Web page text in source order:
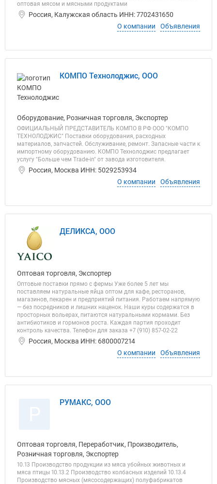
оптовая мясом и мясными продуктами
Россия, Калужская область ИНН: 7702431650
О компании
Объявления
КОМПО Технолоджис, ООО
Оборудование, Розничная торговля, Экспортер
ОФИЦИАЛЬНЫЙ ПРЕДСТАВИТЕЛЬ КОМПО В РФ ООО "КОМПО
ТЕХНОЛОДЖИС" Поставки оборудования, расходных
материалов, запчастей. Обслуживание, ремонт. Запасные части к
импортному оборудованию. КОМПО Технолоджис предлагает
услугу "Больше чем Trade-in" от завода изготовителя.
Россия, Москва ИНН: 5029253934
О компании
Объявления
ДЕЛИКСА, ООО
Оптовая торговля, Экспортер
Оптовые поставки прямо с фермы Уже более 5 лет мы
поставляем натуральные яйца оптом для кафе, ресторанов,
магазинов, пекарен и предприятий питания. Работаем напрямую
— без посредников и лишних наценок. Наши куры содержатся в
просторных вольерах, питаются натуральными кормами. Без
антибиотиков и гормонов роста. Каждая партия проходит
контроль качества. Телефон для заказа +7 (910) 857-02-22
Россия, Москва ИНН: 6800007214
О компании
Объявления
РУМАКС, ООО
Оптовая торговля, Переработчик, Производитель,
Розничная торговля, Экспортер
10.13 Производство продукции из мяса убойных животных и
мяса птицы 10.13.2 Производство колбасных изделий 10.13.4
Производство мясных (мясосодержащих) полуфабрикатов